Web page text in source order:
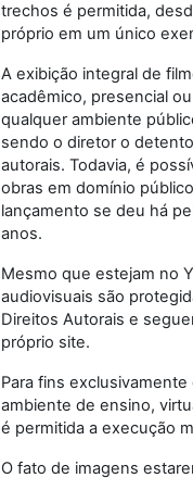
trechos é permitida,
próprio em um único
A exibição integral de
acadêmico, presencial
qualquer ambiente
sendo o diretor o
autorais. Todavia, é
obras em domínio
lançamento se deu há
anos.
Mesmo que estejam no
audiovisuais são
Direitos Autorais e
próprio site.
Para fins
ambiente de ensino,
é permitida a execução
O fato de imagens